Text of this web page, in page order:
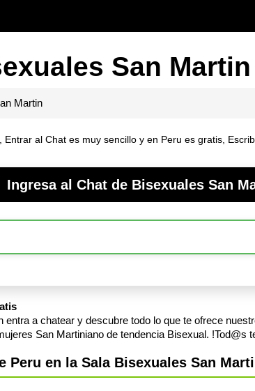
San
Martin
Entrar al Chat es muy sencillo y en Peru es gratis,
Ingresa al Chat de Bisexuales San
entra a chatear y descubre todo lo que te ofrece
San Martiniano de tendencia Bisexual. !Tod@s
Peru en la Sala Bisexuales San